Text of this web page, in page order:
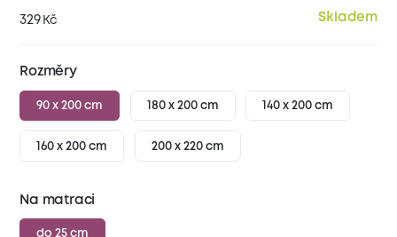
329 Kč Skladem
Rozměry
90 x 200 cm 180 x 200 cm 140 x 200 cm
160 x 200 cm 200 x 220 cm
Na matraci
do 25 cm